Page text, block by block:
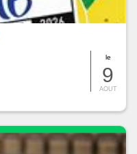
le
9
AOUT